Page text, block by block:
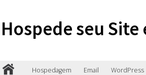
Hospede seu Site
Hospedagem Email WordPress